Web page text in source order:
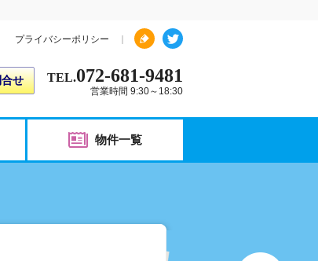
プライバシーポリシー
せ TEL.072-681-9481
営業時間 9:30～18:30
物件一覧